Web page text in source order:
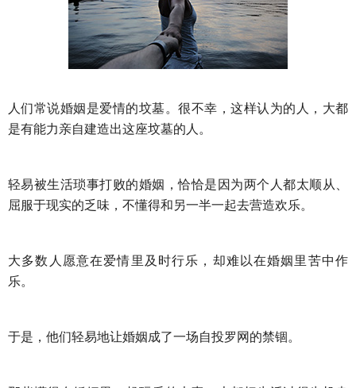
挽留前任 避孕 挽回男友
挽回老公 产检 家庭暴力 孕中期
经营婚姻 婚姻修复 孕早期 感情挽回
备孕 产后恢复 减肥 月子 婴儿辅食
产妇食谱 同性恋 交往
其他
人们常说婚姻是爱情的坟墓。很不幸，这样认为的人，大都
是有能力亲自建造出这座坟墓的人。
轻易被生活琐事打败的婚姻，恰恰是因为两个人都太顺从、
屈服于现实的乏味，不懂得和另一半一起去营造欢乐。
大多数人愿意在爱情里及时行乐，却难以在婚姻里苦中作
乐。
于是，他们轻易地让婚姻成了一场自投罗网的禁锢。